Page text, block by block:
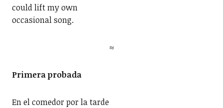
could lift my own
occasional song.
≈
Primera probada
En el comedor por la tarde